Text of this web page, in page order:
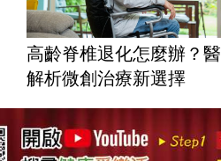
高齡脊椎退化怎麼辦？醫
解析微創治療新選擇